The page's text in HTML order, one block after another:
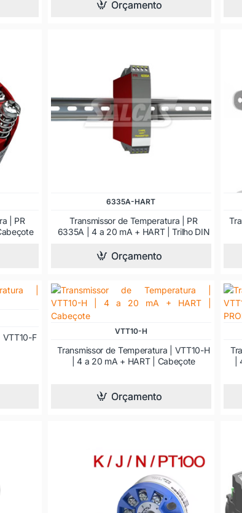
Orçamento
| PR
6335A-HART
Transmissor de Temperatura | PR
6335A | 4 a 20 mA + HART | Trilho DIN
Orçamento
VTT10-F
VTT10-H
Transmissor de Temperatura | VTT10-H
| 4 a 20 mA + HART | Cabeçote
Orçamento